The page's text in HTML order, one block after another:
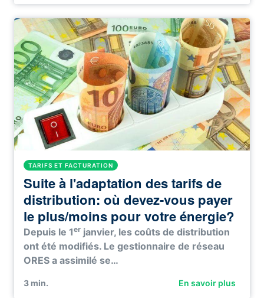
TARIFS ET FACTURATION
Suite à l'adaptation des tarifs de
distribution: où devez-vous payer
le plus/moins pour votre énergie?
Depuis le 1er janvier, les coûts de distribution
ont été modifiés. Le gestionnaire de réseau
ORES a assimilé se…
3 min. En savoir plus